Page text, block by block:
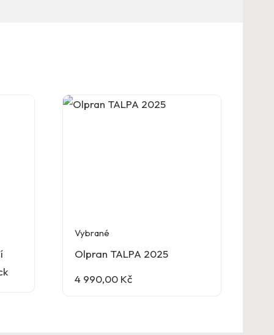
Vybrané
Olpran TALPA 2025
4 990,00 Kč